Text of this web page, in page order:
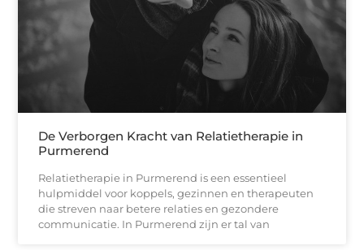
De Verborgen Kracht van Relatietherapie in
Purmerend
Relatietherapie in Purmerend is een essentieel
hulpmiddel voor koppels, gezinnen en therapeuten
die streven naar betere relaties en gezondere
communicatie. In Purmerend zijn er tal van